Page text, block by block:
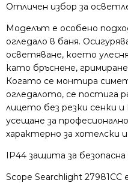
Отличен избор за
Моделът е особено
огледало в баня.
осветяване, което
като бръснене,
Когато се монтира
огледалото, се постига
лицето без резки сенки
усещане за
характерно за хотелски
IP44 защита за
Scope Searchlight